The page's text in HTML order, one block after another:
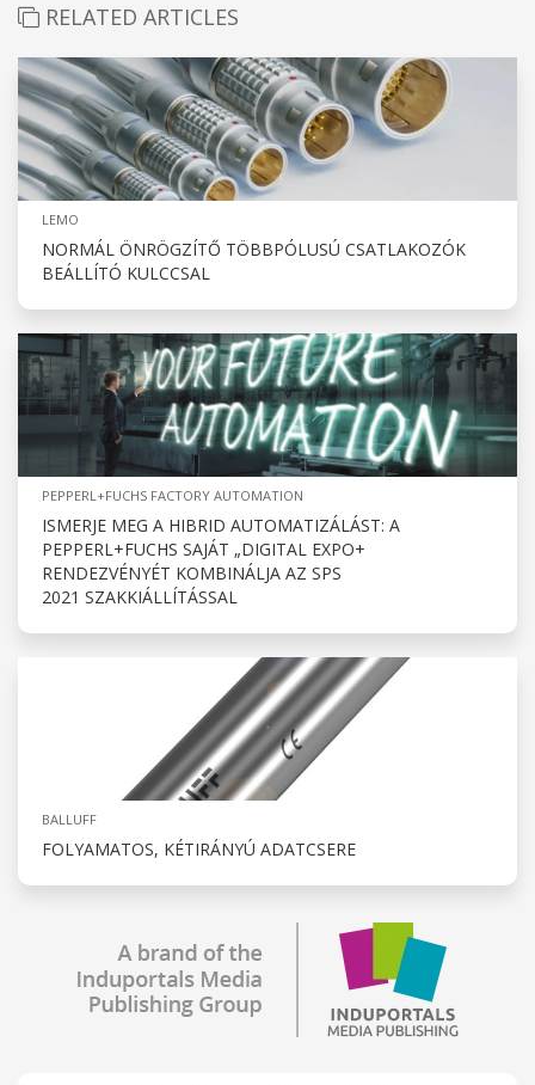
RELATED ARTICLES
LEMO
NORMÁL ÖNRÖGZÍTŐ TÖBBPÓLUSÚ CSATLAKOZÓK
BEÁLLÍTÓ KULCCSAL
PEPPERL+FUCHS FACTORY AUTOMATION
ISMERJE MEG A HIBRID AUTOMATIZÁLÁST: A
PEPPERL+FUCHS SAJÁT „DIGITAL EXPO+
RENDEZVÉNYÉT KOMBINÁLJA AZ SPS
2021 SZAKKIÁLLÍTÁSSAL
BALLUFF
FOLYAMATOS, KÉTIRÁNYÚ ADATCSERE